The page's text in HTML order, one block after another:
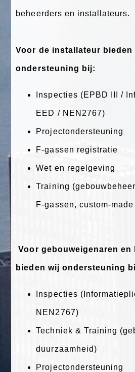
beheerders en installateurs.
Voor de installateur bieden
ondersteuning bij:
Inspecties (EPBD III /
EED / NEN2767)
Projectondersteuning
F-gassen registratie
Wet en regelgeving
Training
F-gassen, custom-
Voor gebouweigenaren en
bieden wij ondersteuning
Inspecties
NEN2767)
Techniek & Training
duurzaamheid)
Projectondersteuning